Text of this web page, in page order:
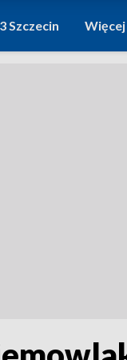
Szczecin Więcej